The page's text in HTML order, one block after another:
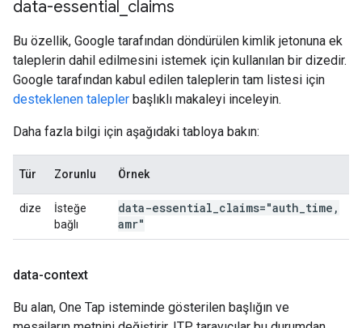
data-essential claims
Bu özellik, Google tarafından döndürülen kimlik jetonuna ek
taleplerin dahil edilmesini istemek için kullanılan bir dizedir.
Google tarafından kabul edilen taleplerin tam listesi için
desteklenen talepler başlıklı makaleyi inceleyin.
Daha fazla bilgi için aşağıdaki tabloya bakın:
Tür Zorunlu Örnek
dize
İsteğe
bağlı
data-essential claims="auth time ,
amr"
data-context
Bu alan, One Tap isteminde gösterilen başlığın ve